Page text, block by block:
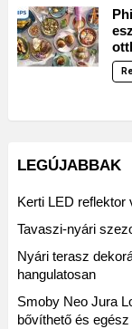
LEGÚJABBAK
Kerti LED reflektor
Tavaszi-nyári
Nyári terasz
hangulatosan
Smoby Neo Jura
bővíthető és